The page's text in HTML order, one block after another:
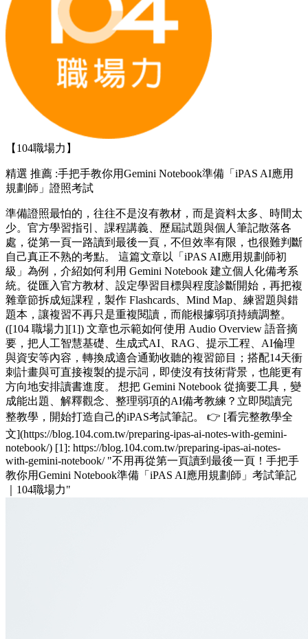
【104職場力】
精選 推薦 :手把手教你用Gemini Notebook準備「iPAS AI應用
規劃師」證照考試
準備證照最怕的，往往不是沒有教材，而是資料太多、時間太
少。官方學習指引、課程講義、歷屆試題與個人筆記散落各
處，從第一頁一路讀到最後一頁，不但效率有限，也很難判斷
自己真正不熟的考點。 這篇文章以「iPAS AI應用規劃師初
級」為例，介紹如何利用 Gemini Notebook 建立個人化備考系
統。從匯入官方教材、設定學習目標與程度診斷開始，再把複
雜章節拆成短課程，製作 Flashcards、Mind Map、練習題與錯
題本，讓複習不再只是重複閱讀，而能根據弱項持續調整。
([104 職場力][1]) 文章也示範如何使用 Audio Overview 語音摘
要，把人工智慧基礎、生成式AI、RAG、提示工程、AI倫理
與資安等內容，轉換成適合通勤收聽的複習節目；搭配14天衝
刺計畫與可直接複製的提示詞，即使沒有技術背景，也能更有
方向地安排讀書進度。 想把 Gemini Notebook 從摘要工具，變
成能出題、解釋觀念、整理弱項的AI備考教練？立即閱讀完
整教學，開始打造自己的iPAS考試筆記。 👉 [看完整教學全
文](https://blog.104.com.tw/preparing-ipas-ai-notes-with-gemini-
notebook/) [1]: https://blog.104.com.tw/preparing-ipas-ai-notes-
with-gemini-notebook/ "不用再從第一頁讀到最後一頁！手把手
教你用Gemini Notebook準備「iPAS AI應用規劃師」考試筆記
｜104職場力"